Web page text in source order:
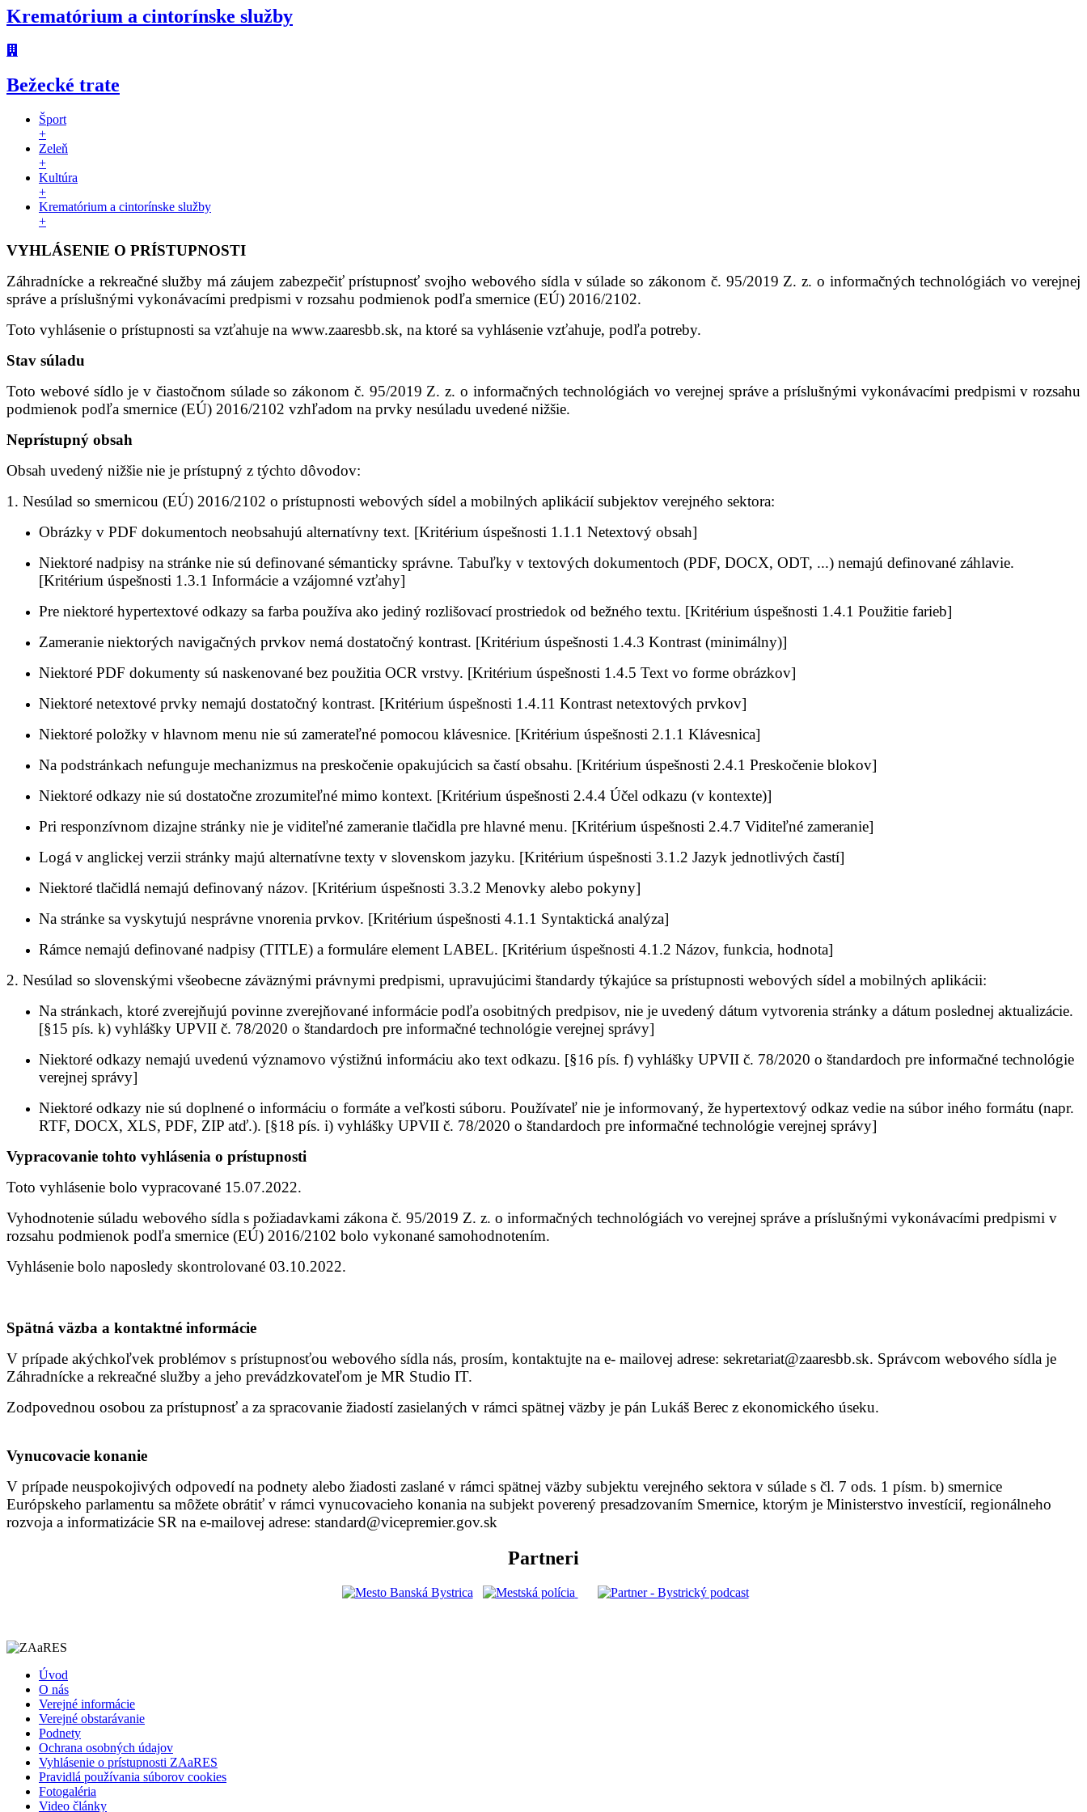
Krematórium a cintorínske služby
Bežecké trate
Šport
+
Zeleň
+
Kultúra
+
Krematórium a cintorínske služby
+
VYHLÁSENIE O PRÍSTUPNOSTI
Záhradnícke a rekreačné služby má záujem zabezpečiť prístupnosť svojho webového sídla v súlade so zákonom č. 95/2019 Z. z. o informačných technológiách vo verejnej
správe a príslušnými vykonávacími predpismi v rozsahu podmienok podľa smernice (EÚ) 2016/2102.
Toto vyhlásenie o prístupnosti sa vzťahuje na www.zaaresbb.sk, na ktoré sa vyhlásenie vzťahuje, podľa potreby.
Stav súladu
Toto webové sídlo je v čiastočnom súlade so zákonom č. 95/2019 Z. z. o informačných technológiách vo verejnej správe a príslušnými vykonávacími predpismi v rozsahu
podmienok podľa smernice (EÚ) 2016/2102 vzhľadom na prvky nesúladu uvedené nižšie.
Neprístupný obsah
Obsah uvedený nižšie nie je prístupný z týchto dôvodov:
1. Nesúlad so smernicou (EÚ) 2016/2102 o prístupnosti webových sídel a mobilných aplikácií subjektov verejného sektora:
Obrázky v PDF dokumentoch neobsahujú alternatívny text. [Kritérium úspešnosti 1.1.1 Netextový obsah]
Niektoré nadpisy na stránke nie sú definované sémanticky správne. Tabuľky v textových dokumentoch (PDF, DOCX, ODT, ...) nemajú definované záhlavie.
[Kritérium úspešnosti 1.3.1 Informácie a vzájomné vzťahy]
Pre niektoré hypertextové odkazy sa farba používa ako jediný rozlišovací prostriedok od bežného textu. [Kritérium úspešnosti 1.4.1 Použitie farieb]
Zameranie niektorých navigačných prvkov nemá dostatočný kontrast. [Kritérium úspešnosti 1.4.3 Kontrast (minimálny)]
Niektoré PDF dokumenty sú naskenované bez použitia OCR vrstvy. [Kritérium úspešnosti 1.4.5 Text vo forme obrázkov]
Niektoré netextové prvky nemajú dostatočný kontrast. [Kritérium úspešnosti 1.4.11 Kontrast netextových prvkov]
Niektoré položky v hlavnom menu nie sú zamerateľné pomocou klávesnice. [Kritérium úspešnosti 2.1.1 Klávesnica]
Na podstránkach nefunguje mechanizmus na preskočenie opakujúcich sa častí obsahu. [Kritérium úspešnosti 2.4.1 Preskočenie blokov]
Niektoré odkazy nie sú dostatočne zrozumiteľné mimo kontext. [Kritérium úspešnosti 2.4.4 Účel odkazu (v kontexte)]
Pri responzívnom dizajne stránky nie je viditeľné zameranie tlačidla pre hlavné menu. [Kritérium úspešnosti 2.4.7 Viditeľné zameranie]
Logá v anglickej verzii stránky majú alternatívne texty v slovenskom jazyku. [Kritérium úspešnosti 3.1.2 Jazyk jednotlivých častí]
Niektoré tlačidlá nemajú definovaný názov. [Kritérium úspešnosti 3.3.2 Menovky alebo pokyny]
Na stránke sa vyskytujú nesprávne vnorenia prvkov. [Kritérium úspešnosti 4.1.1 Syntaktická analýza]
Rámce nemajú definované nadpisy (TITLE) a formuláre element LABEL. [Kritérium úspešnosti 4.1.2 Názov, funkcia, hodnota]
2. Nesúlad so slovenskými všeobecne záväznými právnymi predpismi, upravujúcimi štandardy týkajúce sa prístupnosti webových sídel a mobilných aplikácii:
Na stránkach, ktoré zverejňujú povinne zverejňované informácie podľa osobitných predpisov, nie je uvedený dátum vytvorenia stránky a dátum poslednej aktualizácie.
[§15 pís. k) vyhlášky UPVII č. 78/2020 o štandardoch pre informačné technológie verejnej správy]
Niektoré odkazy nemajú uvedenú významovo výstižnú informáciu ako text odkazu. [§16 pís. f) vyhlášky UPVII č. 78/2020 o štandardoch pre informačné technológie
verejnej správy]
Niektoré odkazy nie sú doplnené o informáciu o formáte a veľkosti súboru. Používateľ nie je informovaný, že hypertextový odkaz vedie na súbor iného formátu (napr.
RTF, DOCX, XLS, PDF, ZIP atď.). [§18 pís. i) vyhlášky UPVII č. 78/2020 o štandardoch pre informačné technológie verejnej správy]
Vypracovanie tohto vyhlásenia o prístupnosti
Toto vyhlásenie bolo vypracované 15.07.2022.
Vyhodnotenie súladu webového sídla s požiadavkami zákona č. 95/2019 Z. z. o informačných technológiách vo verejnej správe a príslušnými vykonávacími predpismi v
rozsahu podmienok podľa smernice (EÚ) 2016/2102 bolo vykonané samohodnotením.
Vyhlásenie bolo naposledy skontrolované 03.10.2022.
Spätná väzba a kontaktné informácie
V prípade akýchkoľvek problémov s prístupnosťou webového sídla nás, prosím, kontaktujte na e- mailovej adrese: sekretariat@zaaresbb.sk. Správcom webového sídla je
Záhradnícke a rekreačné služby a jeho prevádzkovateľom je MR Studio IT.
Zodpovednou osobou za prístupnosť a za spracovanie žiadostí zasielaných v rámci spätnej väzby je pán Lukáš Berec z ekonomického úseku.
Vynucovacie konanie
V prípade neuspokojivých odpovedí na podnety alebo žiadosti zaslané v rámci spätnej väzby subjektu verejného sektora v súlade s čl. 7 ods. 1 písm. b) smernice
Európskeho parlamentu sa môžete obrátiť v rámci vynucovacieho konania na subjekt poverený presadzovaním Smernice, ktorým je Ministerstvo investícií, regionálneho
rozvoja a informatizácie SR na e-mailovej adrese: standard@vicepremier.gov.sk
Partneri
Úvod
O nás
Verejné informácie
Verejné obstarávanie
Podnety
Ochrana osobných údajov
Vyhlásenie o prístupnosti ZAaRES
Pravidlá používania súborov cookies
Fotogaléria
Video články